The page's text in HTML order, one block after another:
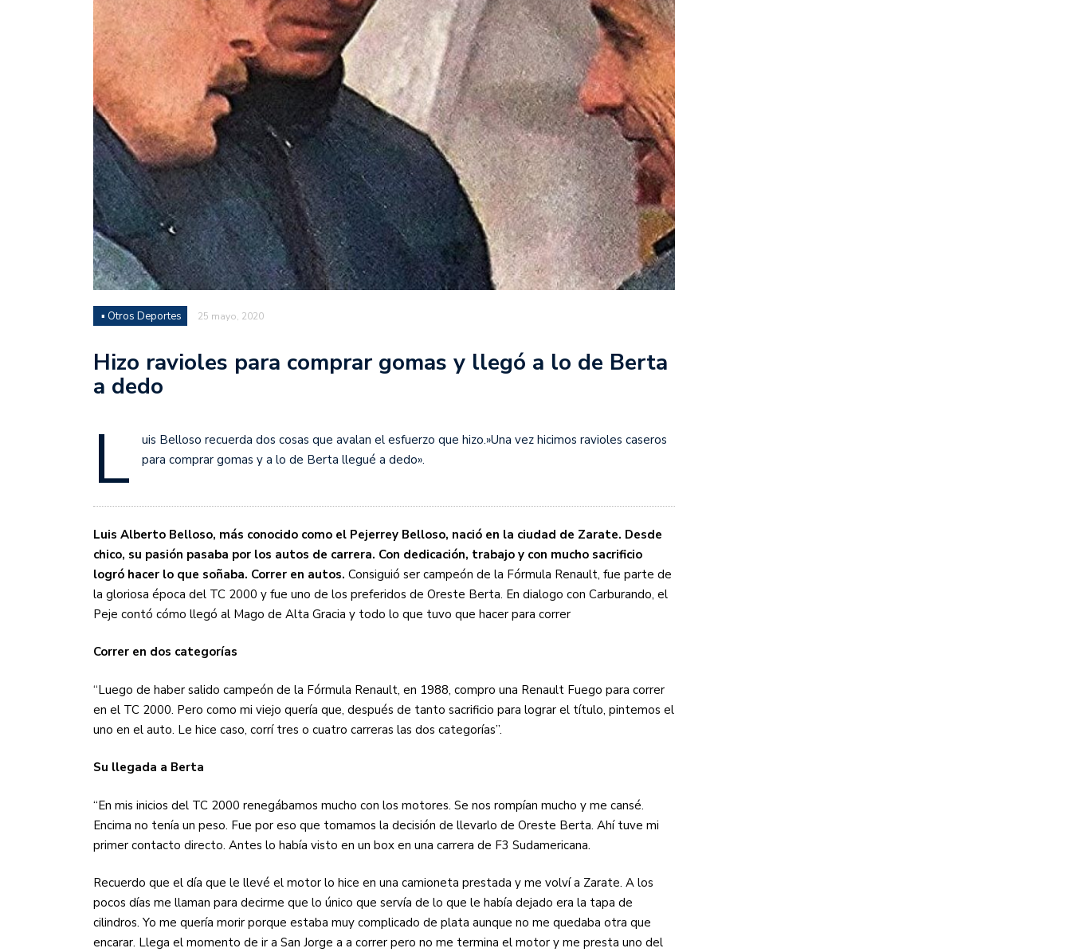
en la historia grande del club”
Nicolás Otamendi regresa al fútbol argentino después de 16 años: del orgullo
de Vélez a la pasión por River
Boca ganó con lo justo ante O’Higgins gracias a la jerarquía de Paredes: una
diferencia y un juego que no dan paz para ir a Rancagua
El Nacional de Clubes A llega a Córdoba con el histórico regreso de Diego
Simonet
Lista de la selección femenina de Argentina para la Copa Mundial de Hockey FIH
2026
Lista de la selección masculina de Argentina para la Copa Mundial de Hockey
Sudamericana
▪ Otros Deportes 25 mayo, 2020
Hizo ravioles para comprar gomas y llegó a lo de Berta
a dedo
L
uis Belloso recuerda dos cosas que avalan el esfuerzo que hizo.»Una vez hicimos ravioles caseros
para comprar gomas y a lo de Berta llegué a dedo».
Luis Alberto Belloso, más conocido como el Pejerrey Belloso, nació en la ciudad de Zarate. Desde
chico, su pasión pasaba por los autos de carrera. Con dedicación, trabajo y con mucho sacrificio
logró hacer lo que soñaba. Correr en autos. Consiguió ser campeón de la Fórmula Renault, fue parte de
la gloriosa época del TC 2000 y fue uno de los preferidos de Oreste Berta. En dialogo con Carburando, el
Peje contó cómo llegó al Mago de Alta Gracia y todo lo que tuvo que hacer para correr
Correr en dos categorías
“Luego de haber salido campeón de la Fórmula Renault, en 1988, compro una Renault Fuego para correr
en el TC 2000. Pero como mi viejo quería que, después de tanto sacrificio para lograr el título, pintemos el
uno en el auto. Le hice caso, corrí tres o cuatro carreras las dos categorías”.
Su llegada a Berta
“En mis inicios del TC 2000 renegábamos mucho con los motores. Se nos rompían mucho y me cansé.
Encima no tenía un peso. Fue por eso que tomamos la decisión de llevarlo de Oreste Berta. Ahí tuve mi
primer contacto directo. Antes lo había visto en un box en una carrera de F3 Sudamericana.
Recuerdo que el día que le llevé el motor lo hice en una camioneta prestada y me volví a Zarate. A los
pocos días me llaman para decirme que lo único que servía de lo que le había dejado era la tapa de
cilindros. Yo me quería morir porque estaba muy complicado de plata aunque no me quedaba otra que
encarar. Llega el momento de ir a San Jorge a a correr pero no me termina el motor y me presta uno del